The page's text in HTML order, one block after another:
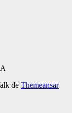
de Themeansar